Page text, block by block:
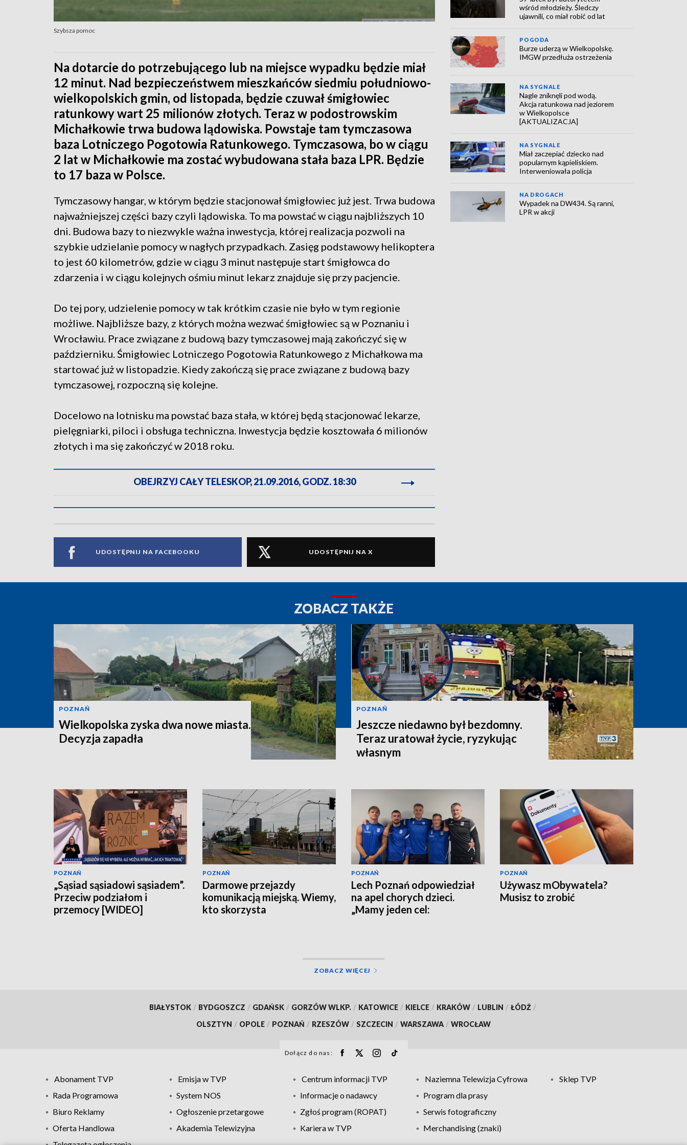
Szybsza pomoc
Na dotarcie do potrzebującego lub na miejsce wypadku będzie miał
12 minut. Nad bezpieczeństwem mieszkańców siedmiu południowo-
wielkopolskich gmin, od listopada, będzie czuwał śmigłowiec
ratunkowy wart 25 milionów złotych. Teraz w podostrowskim
Michałkowie trwa budowa lądowiska. Powstaje tam tymczasowa
baza Lotniczego Pogotowia Ratunkowego. Tymczasowa, bo w ciągu
2 lat w Michałkowie ma zostać wybudowana stała baza LPR. Będzie
to 17 baza w Polsce.
Tymczasowy hangar, w którym będzie stacjonował śmigłowiec już jest. Trwa budowa
najważniejszej części bazy czyli lądowiska. To ma powstać w ciągu najbliższych 10
dni. Budowa bazy to niezwykle ważna inwestycja, której realizacja pozwoli na
szybkie udzielanie pomocy w nagłych przypadkach. Zasięg podstawowy helikoptera
to jest 60 kilometrów, gdzie w ciągu 3 minut następuje start śmigłowca do
zdarzenia i w ciągu kolejnych ośmiu minut lekarz znajduje się przy pacjencie.
Do tej pory, udzielenie pomocy w tak krótkim czasie nie było w tym regionie
możliwe. Najbliższe bazy, z których można wezwać śmigłowiec są w Poznaniu i
Wrocławiu. Prace związane z budową bazy tymczasowej mają zakończyć się w
październiku. Śmigłowiec Lotniczego Pogotowia Ratunkowego z Michałkowa ma
startować już w listopadzie. Kiedy zakończą się prace związane z budową bazy
tymczasowej, rozpoczną się kolejne.
Docelowo na lotnisku ma powstać baza stała, w której będą stacjonować lekarze,
pielęgniarki, piloci i obsługa techniczna. Inwestycja będzie kosztowała 6 milionów
złotych i ma się zakończyć w 2018 roku.
OBEJRZYJ CAŁY TELESKOP, 21.09.2016, GODZ. 18:30
UDOSTĘPNIJ NA FACEBOOKU UDOSTĘPNIJ NA X
wśród młodzieży. Śledczy
ujawnili, co miał robić od lat
POGODA
Burze uderzą w Wielkopolskę.
IMGW przedłuża ostrzeżenia
NA SYGNALE
Nagle zniknęli pod wodą.
Akcja ratunkowa nad jeziorem
w Wielkopolsce
[AKTUALIZACJA]
NA SYGNALE
Miał zaczepiać dziecko nad
popularnym kąpieliskiem.
Interweniowała policja
NA DROGACH
Wypadek na DW434. Są ranni,
LPR w akcji
ZOBACZ TAKŻE
POZNAŃ
Wielkopolska zyska dwa nowe miasta.
Decyzja zapadła
POZNAŃ
Jeszcze niedawno był bezdomny.
Teraz uratował życie, ryzykując
własnym
POZNAŃ
„Sąsiad sąsiadowi sąsiadem”.
Przeciw podziałom i
przemocy [WIDEO]
POZNAŃ
Darmowe przejazdy
komunikacją miejską. Wiemy,
kto skorzysta
POZNAŃ
Lech Poznań odpowiedział
na apel chorych dzieci.
„Mamy jeden cel:
POZNAŃ
Używasz mObywatela?
Musisz to zrobić
ZOBACZ WIĘCEJ
BIAŁYSTOK / BYDGOSZCZ / GDAŃSK / GORZÓW WLKP. / KATOWICE / KIELCE / KRAKÓW / LUBLIN / ŁÓDŹ /
OLSZTYN / OPOLE / POZNAŃ / RZESZÓW / SZCZECIN / WARSZAWA / WROCŁAW
Dołącz do nas:
Abonament TVP Emisja w TVP Centrum informacji TVP Naziemna Telewizja Cyfrowa
Sklep TVP
Rada Programowa
System NOS Informacje o nadawcy
Program dla prasy
Biuro Reklamy
Ogłoszenie przetargowe Zgłoś program (ROPAT)
Serwis fotograficzny
Oferta Handlowa
Akademia Telewizyjna Kariera w TVP
Merchandising (znaki)